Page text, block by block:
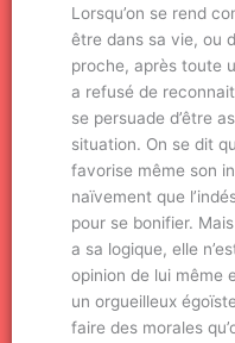
Lorsqu’on se rend
être dans sa vie, ou
proche, après toute
a refusé de
se persuade d’être
situation. On se dit
favorise même son
naïvement que
pour se bonifier.
a sa logique, elle
opinion de lui même
un orgueilleux
faire des morales